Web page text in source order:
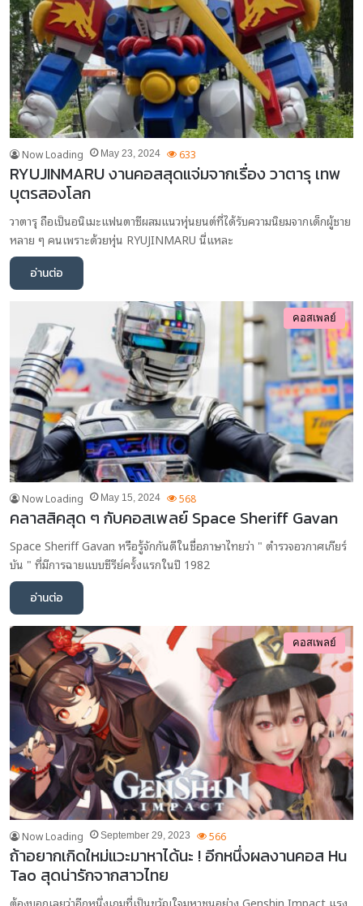
Now Loading May 23, 2024 633
RYUJINMARU งานคอสสุดแจ่มจากเรื่อง วาตารุ เทพ
บุตรสองโลก
วาตารุ ถือเป็นอนิเมะแฟนตาซีผสมแนวหุ่นยนต์ที่ได้รับความนิยมจากเด็กผู้ชาย
หลาย ๆ คนเพราะด้วยหุ่น RYUJINMARU นี่แหละ
อ่านต่อ
คอสเพลย์
Now Loading May 15, 2024 568
คลาสสิคสุด ๆ กับคอสเพลย์ Space Sheriff Gavan
Space Sheriff Gavan หรือรู้จักกันดีในชื่อภาษาไทยว่า " ตำรวจอวกาศเกียร์
บัน " ที่มีการฉายแบบซีรีย์ครั้งแรกในปี 1982
อ่านต่อ
คอสเพลย์
Now Loading September 29, 2023 566
ถ้าอยากเกิดใหม่แวะมาหาได้นะ ! อีกหนึ่งผลงานคอส Hu
Tao สุดน่ารักจากสาวไทย